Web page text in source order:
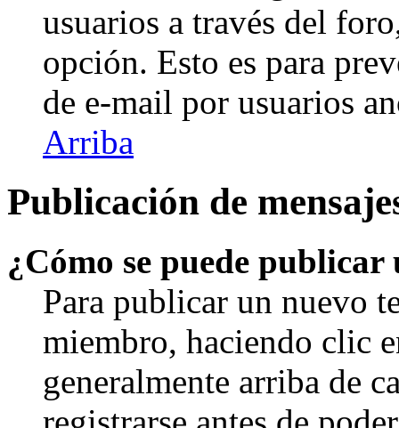
usuarios a través del
opción. Esto es para
de e-mail por usuarios
Arriba
Publicación de
¿Cómo se puede
Para publicar un nuevo
miembro, haciendo clic
generalmente arriba de